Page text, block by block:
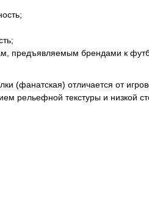
предъявляемым брендами к
(фанатская) отличается от
рельефной текстуры и низкой